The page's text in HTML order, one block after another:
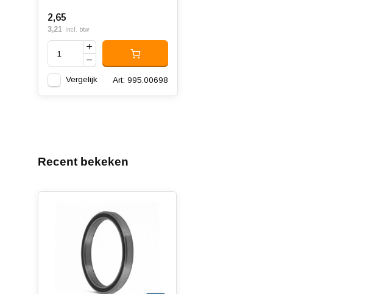
2,65
3,21 Incl. btw
Vergelijk Art: 995.00698
Recent bekeken